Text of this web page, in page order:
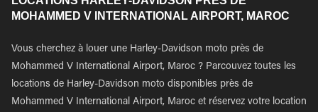
MOHAMMED V INTERNATIONAL AIRPORT, MAROC
Vous cherchez à louer une Harley-Davidson moto près de
Mohammed V International Airport, Maroc ? Parcouvez toutes les
locations de Harley-Davidson moto disponibles près de
Mohammed V International Airport, Maroc et réservez votre location